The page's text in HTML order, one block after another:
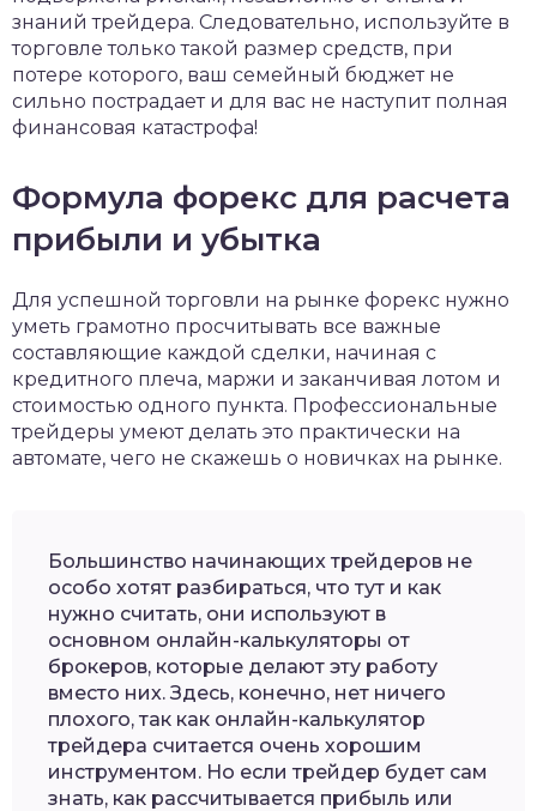
знаний трейдера. Следовательно, используйте в
торговле только такой размер средств, при
потере которого, ваш семейный бюджет не
сильно пострадает и для вас не наступит полная
финансовая катастрофа!
Формула форекс для расчета
прибыли и убытка
Для успешной торговли на рынке форекс нужно
уметь грамотно просчитывать все важные
составляющие каждой сделки, начиная с
кредитного плеча, маржи и заканчивая лотом и
стоимостью одного пункта. Профессиональные
трейдеры умеют делать это практически на
автомате, чего не скажешь о новичках на рынке.
Большинство начинающих трейдеров не
особо хотят разбираться, что тут и как
нужно считать, они используют в
основном онлайн-калькуляторы от
брокеров, которые делают эту работу
вместо них. Здесь, конечно, нет ничего
плохого, так как онлайн-калькулятор
трейдера считается очень хорошим
инструментом. Но если трейдер будет сам
знать, как рассчитывается прибыль или